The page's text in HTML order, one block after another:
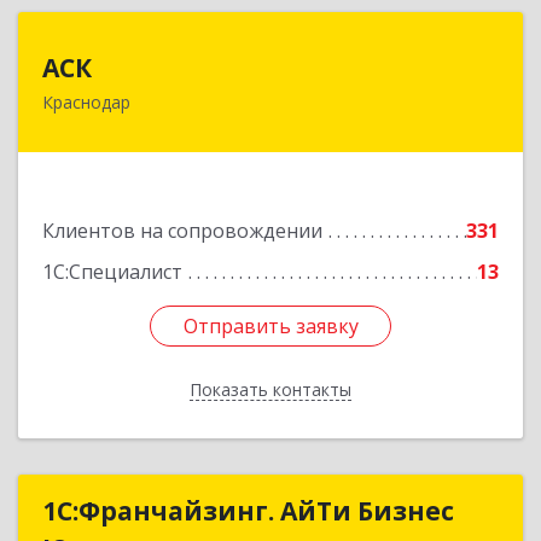
АСК
Краснодар
Клиентов на сопровождении
331
1С:Специалист
13
Отправить заявку
Показать контакты
350900, Краснодарский край, Краснодар г,
Отправить заявку
Назад
1С:Франчайзинг. АйТи Бизнес
1С:Франчайзинг. АйТи Бизнес